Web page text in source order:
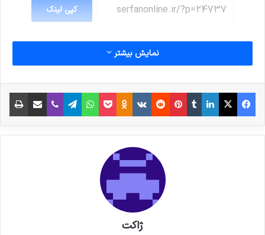
کپی لینک
نمایش بیشتر
فیس بوک X لینکدین
‫تامبلر‫پین‌ترست
‫رددیت‫VKontakte
‫Odnoklassniki
پاکتواتس آپ تلگراموایبر اشتراک گذاری از طریق ایمیل
ژاکت